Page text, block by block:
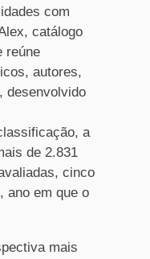
com
catálogo
reúne
autores,
desenvolvido
a
de 2.831
cinco
ano em que o
mais